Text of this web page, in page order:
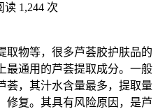
读 1,244 次
取物等，很多芦荟胶护肤品的
最通用的芦荟提取成分。一般
荟，其汁水含量最多，提取量
修复。其具有风险原因，是芦